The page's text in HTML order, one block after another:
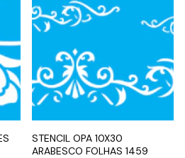
STENCIL OPA 10X30
ARABESCO FOLHAS 1459